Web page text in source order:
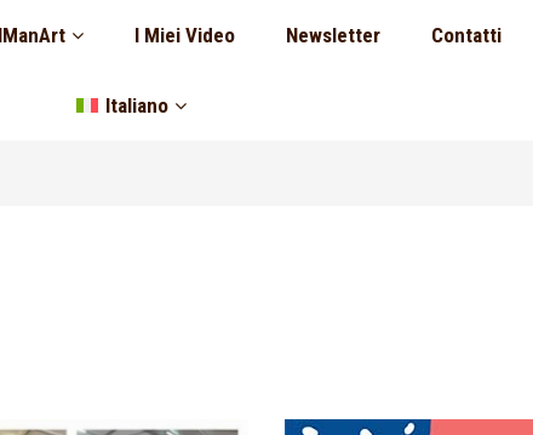
I Miei Video Newsletter Contatti
Italiano